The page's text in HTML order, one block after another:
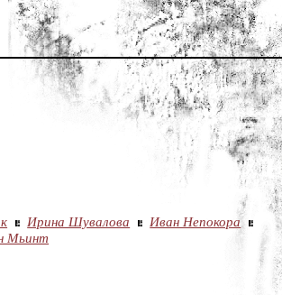
Ирина Шувалова
Иван Непокора
Мьинт